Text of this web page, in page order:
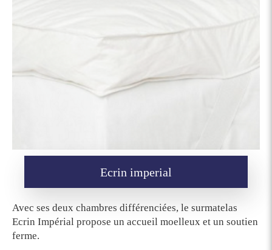
Ecrin imperial
Avec ses deux chambres différenciées, le surmatelas
Ecrin Impérial propose un accueil moelleux et un soutien
ferme.